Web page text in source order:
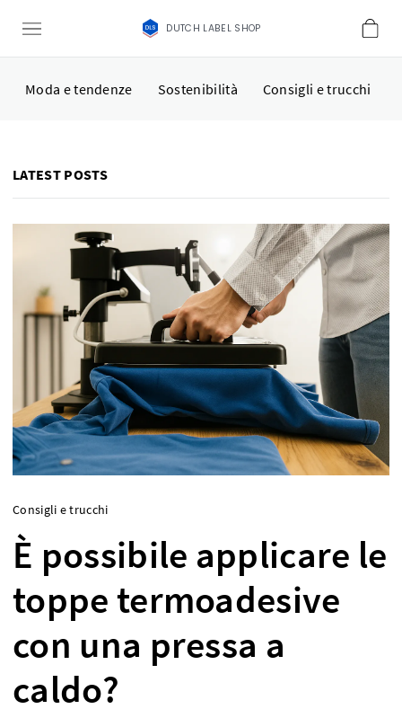
DUTCH LABEL SHOP
Moda e tendenze Sostenibilità Consigli e trucchi
LATEST POSTS
Consigli e trucchi
È possibile applicare le
toppe termoadesive
con una pressa a
caldo?